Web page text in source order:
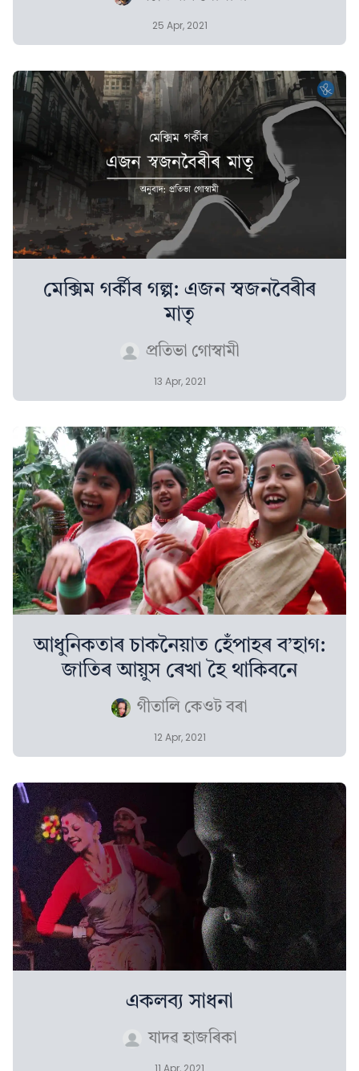
25 Apr, 2021
মেক্সিম গৰ্কীৰ গল্প: এজন স্বজনবৈৰীৰ
মাতৃ
প্ৰতিভা গোস্বামী
13 Apr, 2021
আধুনিকতাৰ চাকনৈয়াত হেঁপাহৰ ব’হাগ:
জাতিৰ আয়ুস ৰেখা হৈ থাকিবনে
গীতালি কেওট বৰা
12 Apr, 2021
একলব্য সাধনা
যাদৱ হাজৰিকা
11 Apr, 2021